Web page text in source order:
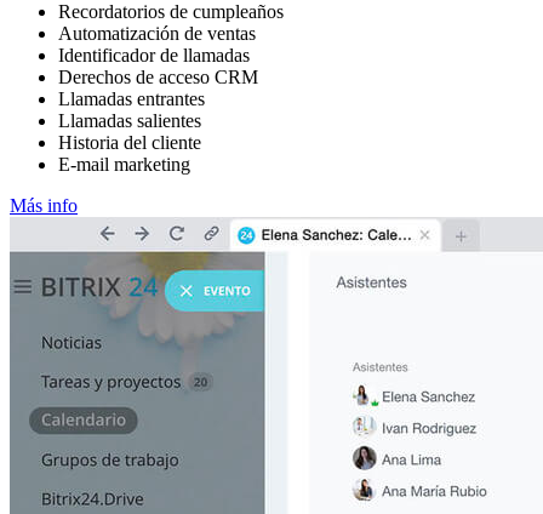
Recordatorios de cumpleaños
Automatización de ventas
Identificador de llamadas
Derechos de acceso CRM
Llamadas entrantes
Llamadas salientes
Historia del cliente
E-mail marketing
Más info